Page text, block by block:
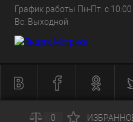
График работы Пн-Пт: с
Вс: Выходной
0